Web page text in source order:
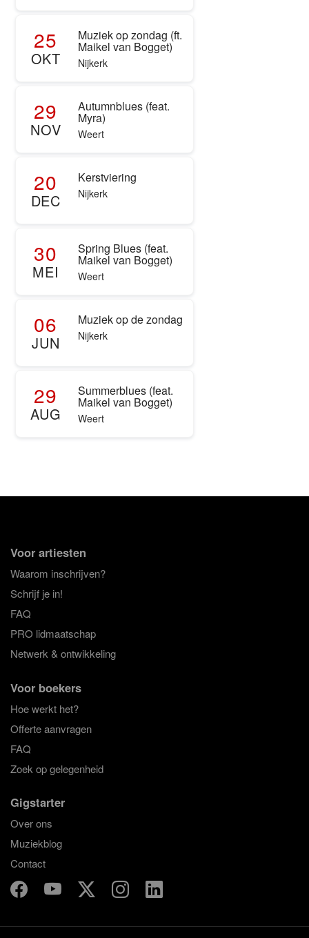
25
OKT
Muziek op zondag (ft.
Maikel van Bogget)
Nijkerk
29
NOV
Autumnblues (feat.
Myra)
Weert
20
DEC
Kerstviering
Nijkerk
30
MEI
Spring Blues (feat.
Maikel van Bogget)
Weert
06
JUN
Muziek op de zondag
Nijkerk
29
AUG
Summerblues (feat.
Maikel van Bogget)
Weert
Voor artiesten
Waarom inschrijven?
Schrijf je in!
FAQ
PRO lidmaatschap
Netwerk & ontwikkeling
Voor boekers
Hoe werkt het?
Offerte aanvragen
FAQ
Zoek op gelegenheid
Gigstarter
Over ons
Muziekblog
Contact